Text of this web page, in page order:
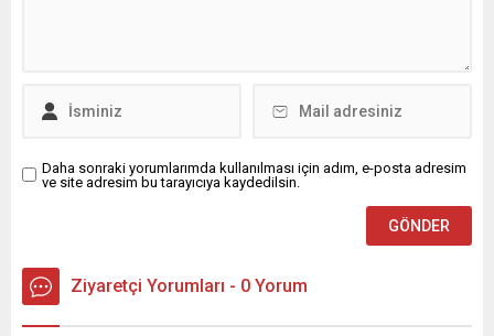
Daha sonraki yorumlarımda kullanılması için adım, e-posta adresim
ve site adresim bu tarayıcıya kaydedilsin.
Ziyaretçi Yorumları - 0 Yorum